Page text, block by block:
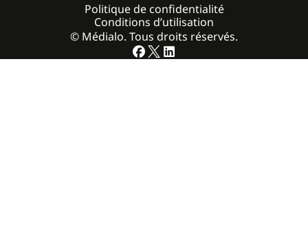
© Médialo. Tous droits réservés.
Politique de confidentialité
Conditions d’utilisation